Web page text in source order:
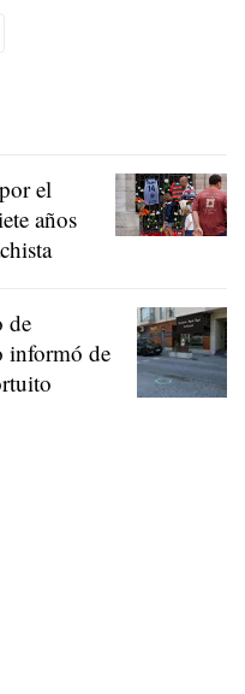
el
años
de
informó de